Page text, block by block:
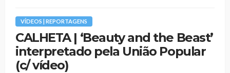
VÍDEOS | REPORTAGENS
CALHETA | ‘Beauty and the Beast’
interpretado pela União Popular
(c/ vídeo)